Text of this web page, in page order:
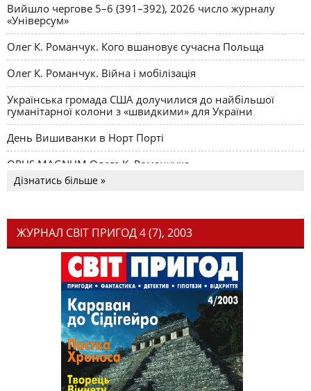
Вийшло чергове 5–6 (391–392), 2026 число журналу
«Універсум»
Олег К. Романчук. Кого вшановує сучасна Польща
Олег К. Романчук. Війна і мобілізація
Українська громада США долучилися до найбільшої
гуманітарної колони з «швидкими» для України
День Вишиванки в Норт Порті
OPUS MAGNUM Олега К. Романчука
Дізнатись більше »
ЖУРНАЛ СВІТ ПРИГОД 4 (7), 2003